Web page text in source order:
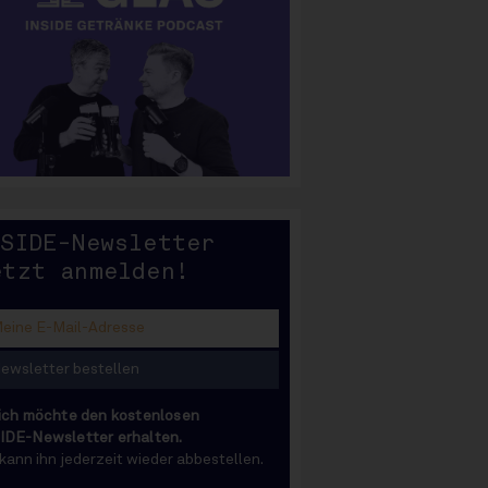
Newsletter
anmelden!
möchte den kostenlosen
Newsletter erhalten.
kann ihn jederzeit wieder abbestellen.